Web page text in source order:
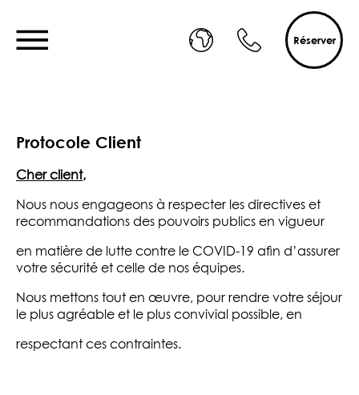
Réserver
Protocole Client
Cher client,
Nous nous engageons à respecter les directives et
recommandations des pouvoirs publics en vigueur
en matière de lutte contre le COVID-19 afin d’assurer
votre sécurité et celle de nos équipes.
Nous mettons tout en œuvre, pour rendre votre séjour
le plus agréable et le plus convivial possible, en
respectant ces contraintes.